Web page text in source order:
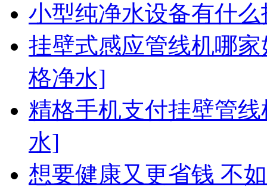
小型纯净水设备有什
挂壁式感应管线机哪
格净水]
精格手机支付挂壁管
水]
想要健康又更省钱 不